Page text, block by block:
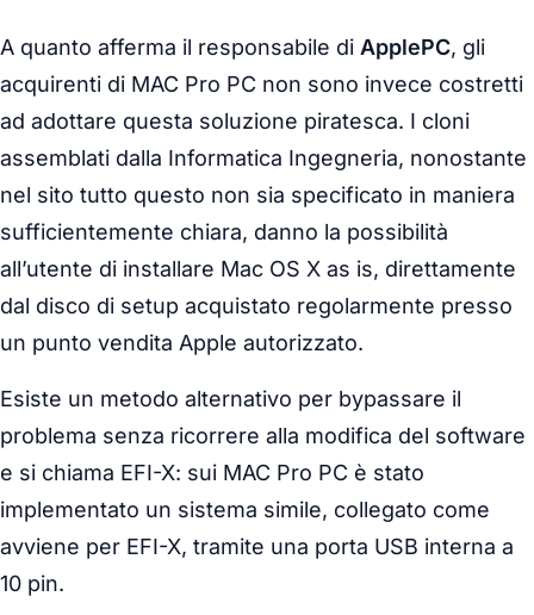
A quanto afferma il responsabile di ApplePC, gli
acquirenti di MAC Pro PC non sono invece costretti
ad adottare questa soluzione piratesca. I cloni
assemblati dalla Informatica Ingegneria, nonostante
nel sito tutto questo non sia specificato in maniera
sufficientemente chiara, danno la possibilità
all’utente di installare Mac OS X as is, direttamente
dal disco di setup acquistato regolarmente presso
un punto vendita Apple autorizzato.
Esiste un metodo alternativo per bypassare il
problema senza ricorrere alla modifica del software
e si chiama EFI-X: sui MAC Pro PC è stato
implementato un sistema simile, collegato come
avviene per EFI-X, tramite una porta USB interna a
10 pin.